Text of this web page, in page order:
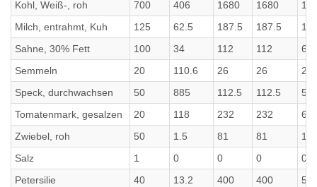
Kohl, Weiß-, roh
700 406 1680 1680
Milch, entrahmt, Kuh
125 62.5 187.5 187.5
Sahne, 30% Fett
100 34 112 112
63
Semmeln
20 110.6 26 26
Speck, durchwachsen
50 885 112.5 112.5
54
Tomatenmark, gesalzen
20 118 232 232
6.8
Zwiebel, roh
50 1.5 81 81
Salz
1 0 0 0
0
Petersilie
40 13.2 400 400